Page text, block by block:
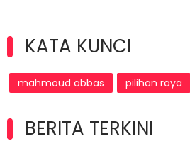
KATA KUNCI
mahmoud abbas pilihan raya
BERITA TERKINI